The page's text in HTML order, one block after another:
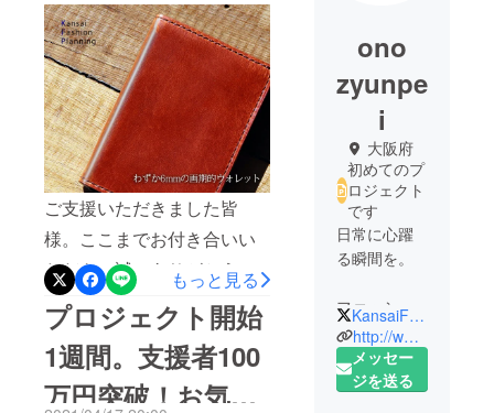
ご支援いただきました皆
様。ここまでお付き合いい
ただき、誠にありがとうご
ざいました。思い返してみ
れば、この企画を構想した
のは春。理想の革を探し、
サンプルをつくり、 幾度と
もっと見る
プロジェクト開始
1週間。支援者100
万円突破！お気に
ono
zyunpe
i
大阪府
初めてのプ
ロジェクト
です
日常に心躍
る瞬間を。
ファッショ
ンを楽し
む。買物を
楽しむ。暮
KansaiFashionP
http://www.kansaifashion.com/
メッセー
ジを送る